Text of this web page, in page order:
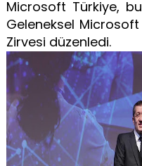
Microsoft Türkiye,
Geleneksel
Zirvesi düzenledi.